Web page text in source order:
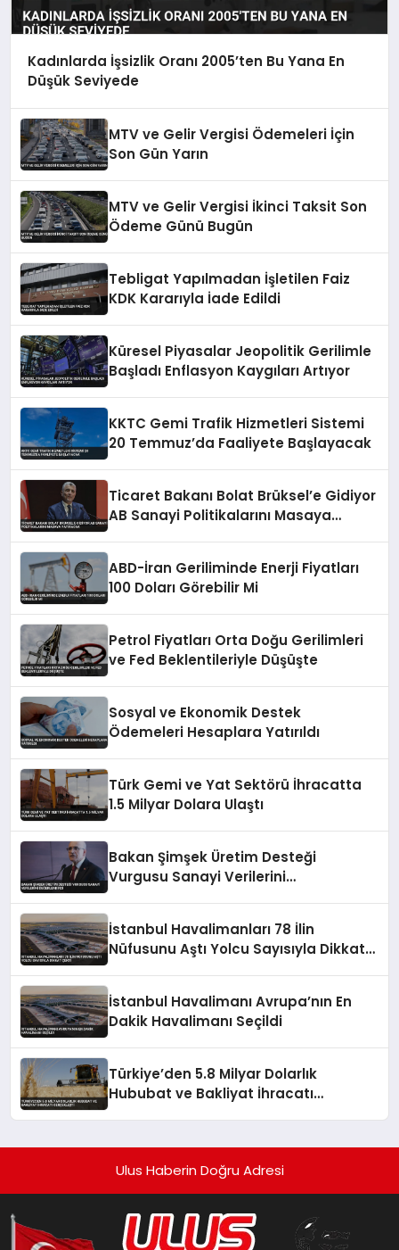
Kadınlarda İşsizlik Oranı 2005’ten Bu Yana En
Düşük Seviyede
MTV ve Gelir Vergisi Ödemeleri İçin
Son Gün Yarın
MTV ve Gelir Vergisi İkinci Taksit Son
Ödeme Günü Bugün
Tebligat Yapılmadan İşletilen Faiz
KDK Kararıyla İade Edildi
Küresel Piyasalar Jeopolitik Gerilimle
Başladı Enflasyon Kaygıları Artıyor
KKTC Gemi Trafik Hizmetleri Sistemi
20 Temmuz’da Faaliyete Başlayacak
Ticaret Bakanı Bolat Brüksel’e Gidiyor
AB Sanayi Politikalarını Masaya
ABD-İran Geriliminde Enerji Fiyatları
100 Doları Görebilir Mi
Petrol Fiyatları Orta Doğu Gerilimleri
ve Fed Beklentileriyle Düşüşte
Sosyal ve Ekonomik Destek
Ödemeleri Hesaplara Yatırıldı
Türk Gemi ve Yat Sektörü İhracatta
1.5 Milyar Dolara Ulaştı
Bakan Şimşek Üretim Desteği
Vurgusu Sanayi Verilerini
İstanbul Havalimanları 78 İlin
Nüfusunu Aştı Yolcu Sayısıyla Dikkat
İstanbul Havalimanı Avrupa’nın En
Dakik Havalimanı Seçildi
Türkiye’den 5.8 Milyar Dolarlık
Hububat ve Bakliyat İhracatı
Ulus Haberin Doğru Adresi